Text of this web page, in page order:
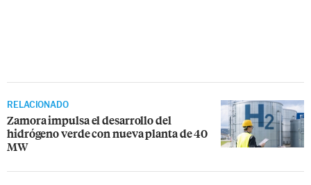
RELACIONADO
Zamora impulsa el desarrollo del
hidrógeno verde con nueva planta de 40
MW